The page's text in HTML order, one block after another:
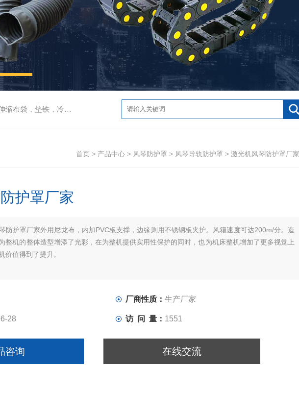
铁，冷却管，刮屑板
首页 > 产品中心 > 风琴防护罩 > 风琴导轨防护罩 > 激光机风琴防护罩厂家
护罩厂家
防护罩厂家外用尼龙布，内加PVC板支撑，边缘则用不锈钢板夹护。风箱速度可达200m/分。造
整机的整体造型增添了光彩，在为整机提供实用性保护的同时，也为机床整机增加了更多视觉上
价值得到了提升。
厂商性质： 生产厂家
28 访 问 量： 1551
咨询 在线交流